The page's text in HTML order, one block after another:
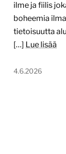
ilme ja fiilis
boheemia
tietoisuutta
[…] Lue lisää
4.6.2026